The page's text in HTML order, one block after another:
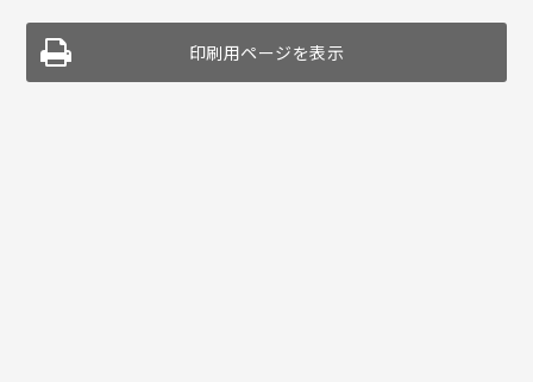
印刷用ページを表示